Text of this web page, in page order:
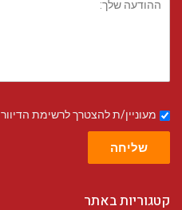
מעוניין/ת להצטרך לרשימת הדיוור
שליחה
קטגוריות באתר